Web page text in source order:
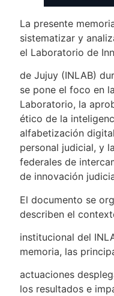
La presente
sistematizar y
el Laboratorio de
de Jujuy (INLAB)
se pone el foco en
Laboratorio, la
ético de la
alfabetización
personal judicial, y
federales de
de innovación
El documento se
describen el
institucional del
memoria, las
actuaciones
los resultados e